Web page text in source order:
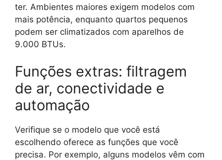
ter. Ambientes maiores exigem modelos com
mais potência, enquanto quartos pequenos
podem ser climatizados com aparelhos de
9.000 BTUs.
Funções extras: filtragem
de ar, conectividade e
automação
Verifique se o modelo que você está
escolhendo oferece as funções que você
precisa. Por exemplo, alguns modelos vêm com